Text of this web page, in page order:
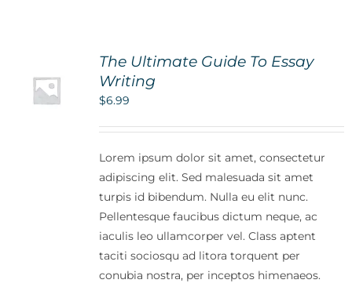
The Ultimate Guide To Essay
Writing
$6.99
Lorem ipsum dolor sit amet, consectetur
adipiscing elit. Sed malesuada sit amet
turpis id bibendum. Nulla eu elit nunc.
Pellentesque faucibus dictum neque, ac
iaculis leo ullamcorper vel. Class aptent
taciti sociosqu ad litora torquent per
conubia nostra, per inceptos himenaeos.